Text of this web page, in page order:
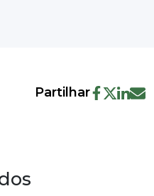
Partilhar